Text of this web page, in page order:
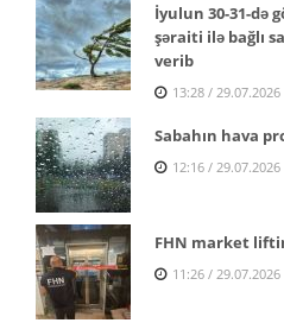
İyulun 30-31-də
şəraiti ilə bağlı
verib
13:28 / 29.07.2026
Sabahın hava
12:16 / 29.07.2026
FHN market
11:26 / 29.07.2026